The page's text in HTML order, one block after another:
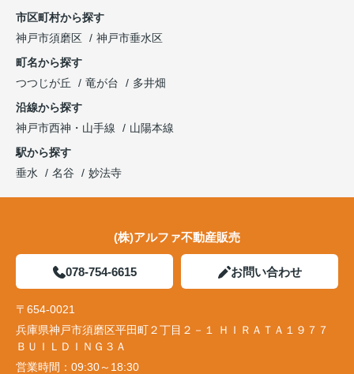
市区町村から探す
神戸市須磨区
神戸市垂水区
町名から探す
つつじが丘
竜が台
多井畑
沿線から探す
神戸市西神・山手線
山陽本線
駅から探す
垂水
名谷 妙法寺
(株)アルファ不動産販売
078-754-6615 お問い合わせ
〒654-0021
兵庫県神戸市須磨区平田町２丁目２－１ ＨＩＲＡＴＡ１９７７
ＢＵＩＬＤＩＮＧ３Ａ
営業時間： 09:30～18:30